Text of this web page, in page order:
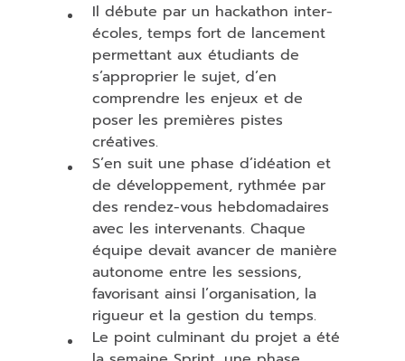
Il débute par un hackathon inter-
écoles, temps fort de lancement
permettant aux étudiants de
s’approprier le sujet, d’en
comprendre les enjeux et de
poser les premières pistes
créatives.
S’en suit une phase d’idéation et
de développement, rythmée par
des rendez-vous hebdomadaires
avec les intervenants. Chaque
équipe devait avancer de manière
autonome entre les sessions,
favorisant ainsi l’organisation, la
rigueur et la gestion du temps.
Le point culminant du projet a été